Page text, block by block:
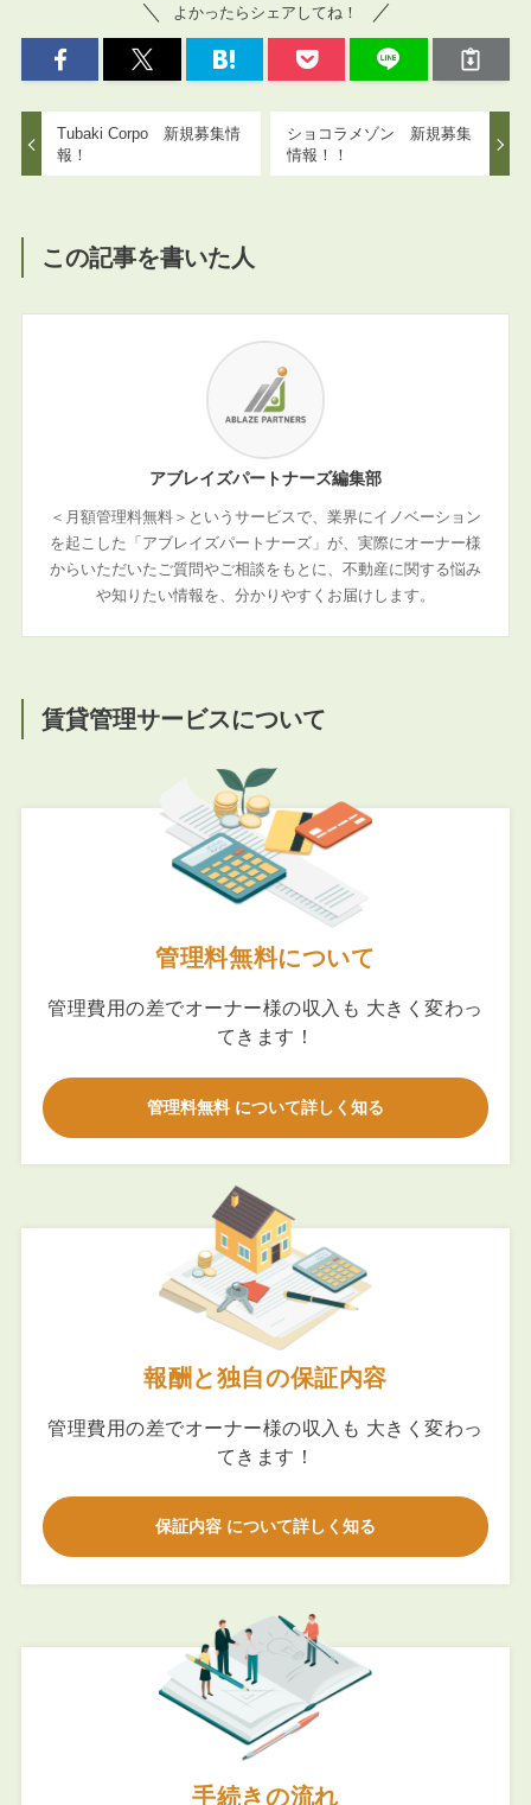
よかったらシェアしてね！
Tubaki Corpo 新規募集情
報！
ショコラメゾン 新規募集
情報！！
この記事を書いた人
アブレイズパートナーズ編集部
＜月額管理料無料＞というサービスで、業界にイノベーション
を起こした「アブレイズパートナーズ」が、実際にオーナー様
からいただいたご質問やご相談をもとに、不動産に関する悩み
や知りたい情報を、分かりやすくお届けします。
賃貸管理サービスについて
管理料無料について
管理費用の差でオーナー様の収入も 大きく変わっ
てきます！
管理料無料 について詳しく知る
報酬と独自の保証内容
管理費用の差でオーナー様の収入も 大きく変わっ
てきます！
保証内容 について詳しく知る
手続きの流れ